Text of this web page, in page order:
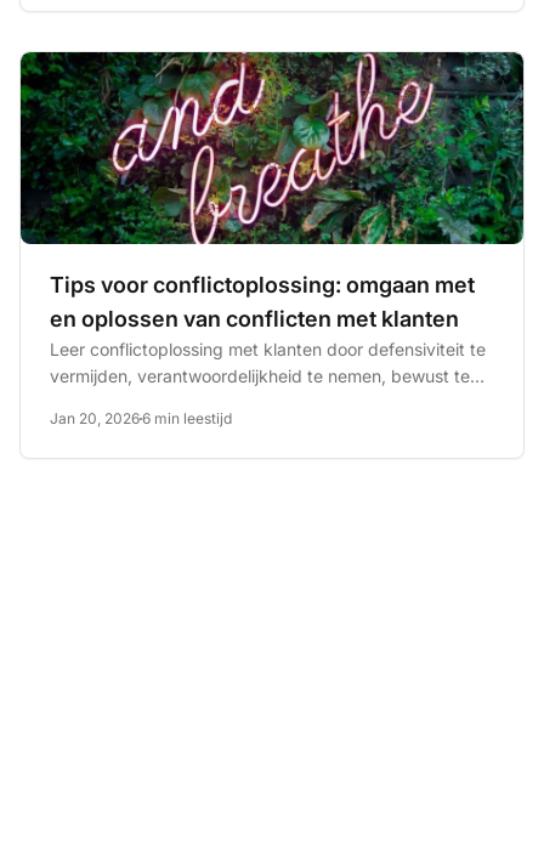
Tips voor conflictoplossing: omgaan met
en oplossen van conflicten met klanten
Leer conflictoplossing met klanten door defensiviteit te
vermijden, verantwoordelijkheid te nemen, bewust te
Jan 20, 20266 min leestijd